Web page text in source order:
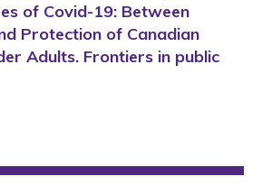
of Covid-19: Between
Protection of Canadian
Adults. Frontiers in public